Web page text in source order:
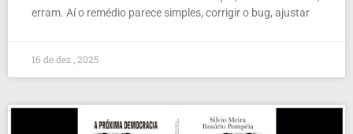
erram. Aí o remédio parece simples, corrigir o bug, ajustar
16 de dez , 2025